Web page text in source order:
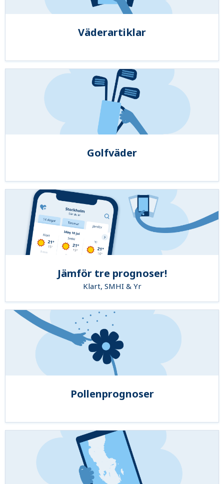
Väderartiklar
Golfväder
Jämför tre prognoser!
Klart, SMHI & Yr
Pollenprognoser